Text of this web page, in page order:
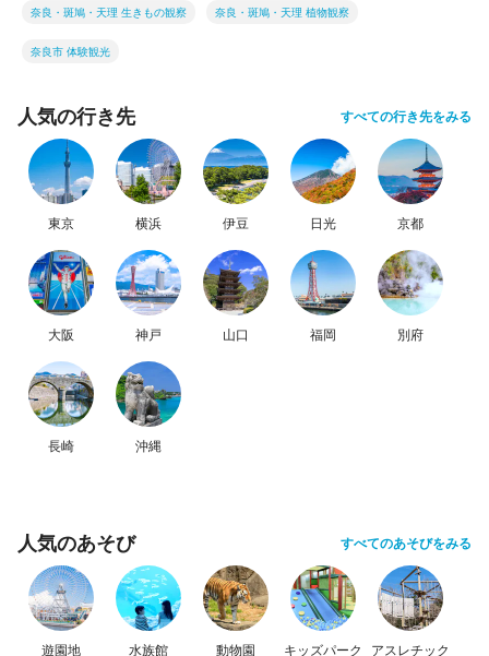
奈良・斑鳩・天理 生きもの観察 奈良・斑鳩・天理 植物観察
奈良市 体験観光
人気の行き先 すべての行き先をみる
東京 横浜 伊豆 日光 京都
大阪 神戸 山口 福岡 別府
長崎 沖縄
人気のあそび すべてのあそびをみる
遊園地 水族館 動物園 キッズパーク アスレチック